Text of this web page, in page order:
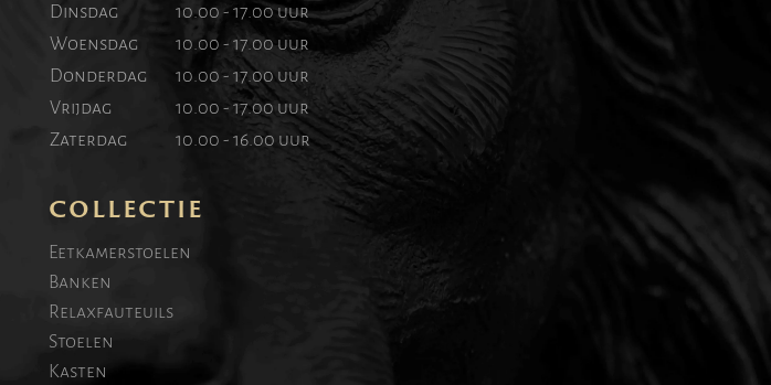
Dinsdag
10.00 - 17.00 uur
Woensdag
10.00 - 17.00 uur
Donderdag
10.00 - 17.00 uur
Vrijdag
10.00 - 17.00 uur
Zaterdag
10.00 - 16.00 uur
COLLECTIE
Eetkamerstoelen
Banken
Relaxfauteuils
Stoelen
Kasten